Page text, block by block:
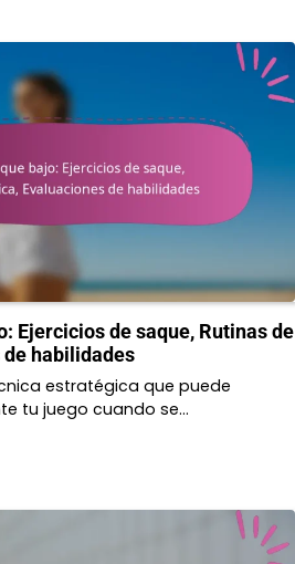
Ejercicios de saque, Rutinas de
habilidades
estratégica que puede
tu juego cuando se…